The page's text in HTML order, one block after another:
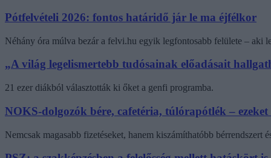
Pótfelvételi 2026: fontos határidő jár le ma éjfélkor
Néhány óra múlva bezár a felvi.hu egyik legfontosabb felülete – aki
„A világ legelismertebb tudósainak előadásait
21 ezer diákból választották ki őket a genfi programba.
NOKS-dolgozók bére, cafetéria, túlórapótlék –
Nemcsak magasabb fizetéseket, hanem kiszámíthatóbb